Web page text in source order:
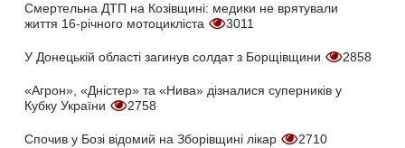
Смертельна ДТП на Козівщині: медики не врятували
життя 16-річного мотоцикліста
3011
У Донецькій області загинув солдат з Борщівщини 2858
«Агрон», «Дністер» та «Нива» дізналися суперників у
Кубку України
2758
Спочив у Бозі відомий на Зборівщині лікар 2710